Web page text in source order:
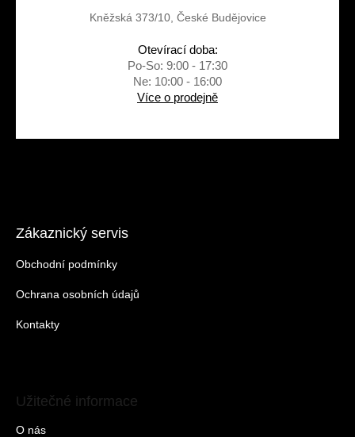
Kněžská 373/10, České Budějovice
Otevírací doba:
Po-So: 9:00 - 17:30
Ne: 10:00 - 16:00
Více o prodejně
Zákaznický servis
Obchodní podmínky
Ochrana osobních údajů
Kontakty
Užitečné informace
O nás